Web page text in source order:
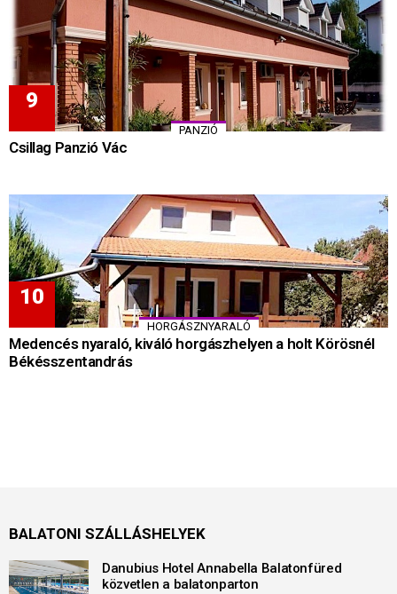
PANZIÓ
Csillag Panzió Vác
HORGÁSZNYARALÓ
Medencés nyaraló, kiváló horgászhelyen a holt Körösnél
Békésszentandrás
BALATONI SZÁLLÁSHELYEK
Danubius Hotel Annabella Balatonfüred
közvetlen a balatonparton